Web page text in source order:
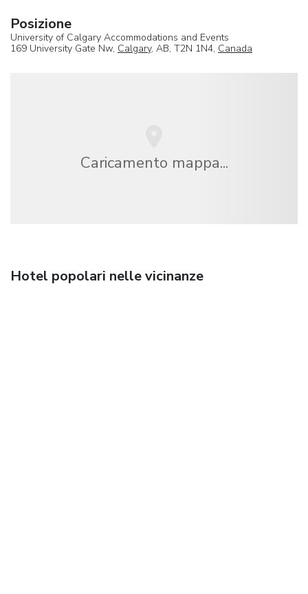
Posizione
University of Calgary Accommodations and Events
169 University Gate Nw, Calgary, AB, T2N 1N4, Canada
Caricamento mappa...
Hotel popolari nelle vicinanze